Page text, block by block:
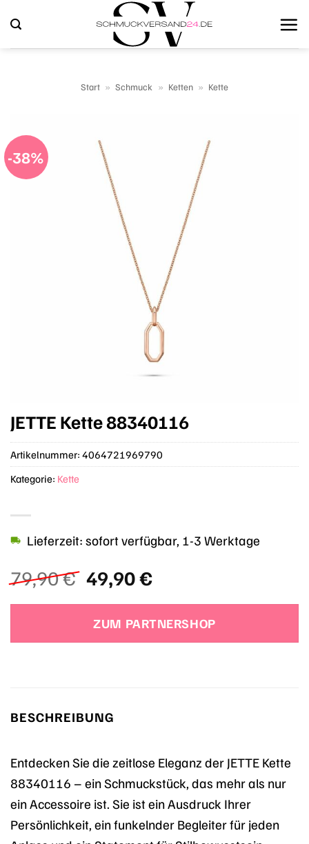
Inhalt
springen
Start » Schmuck » Ketten » Kette
-38%
JETTE Kette 88340116
79,90€ Ursprünglicher
Preis
war:
79,90 €
49,90€Aktueller
ist:
49,90 €.
Lieferzeit: sofort verfügbar, 1-3 Werktage
ZUM PARTNERSHOP
Artikelnummer: 4064721969790
Kategorie: Kette
BESCHREIBUNG
Entdecken Sie die zeitlose Eleganz der JETTE Kette
88340116 – ein Schmuckstück, das mehr als nur
ein Accessoire ist. Sie ist ein Ausdruck Ihrer
Persönlichkeit, ein funkelnder Begleiter für jeden